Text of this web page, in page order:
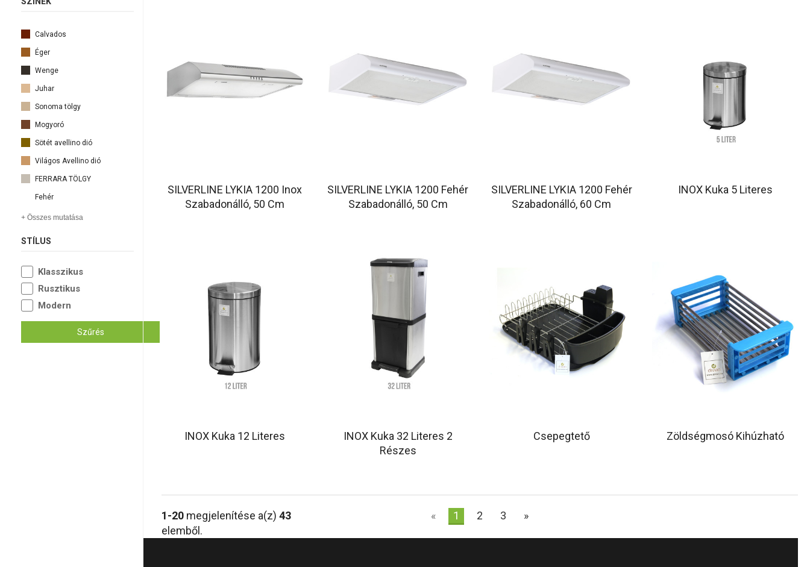
Calvados
Éger
Wenge
Juhar
Sonoma tölgy
Mogyoró
Sötét avellino dió
Világos Avellino dió
FERRARA TÖLGY
Fehér
+ Összes mutatása
STÍLUS
Klasszikus
Rusztikus
Modern
Szűrés
SILVERLINE LYKIA 1200 Inox
Szabadonálló, 50 Cm
SILVERLINE LYKIA 1200 Fehér
Szabadonálló, 50 Cm
SILVERLINE LYKIA 1200 Fehér
Szabadonálló, 60 Cm
INOX Kuka 5 Literes
INOX Kuka 12 Literes
INOX Kuka 32 Literes 2
Részes
Csepegtető Zöldségmosó Kihúzható
1-20 megjelenítése a(z)43
elemből.
« 1 2 3 »